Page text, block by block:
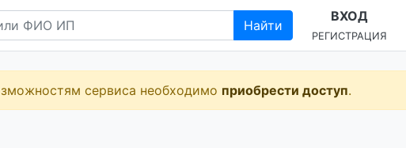
Найти
ВХОД
РЕГИСТРАЦИЯ
сервиса необходимо приобрести доступ.